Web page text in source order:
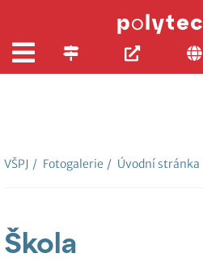
VŠPJ / Fotogalerie / Úvodní stránka
Škola